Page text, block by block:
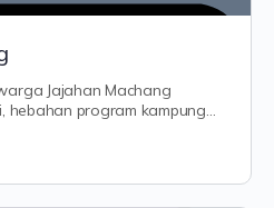
Jajahan Machang
hebahan program kampung